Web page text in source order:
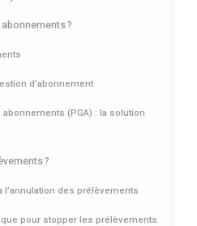
?
d’abonnement
(PGA) : la solution
?
des prélèvements
pour stopper les prélèvements